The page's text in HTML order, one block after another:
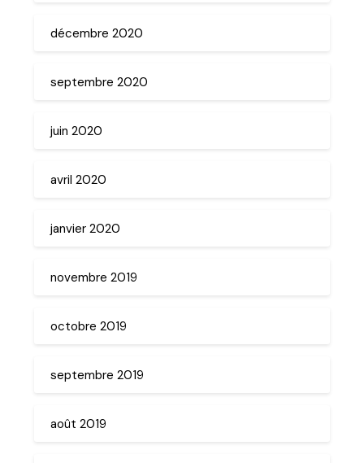
décembre 2020
septembre 2020
juin 2020
avril 2020
janvier 2020
novembre 2019
octobre 2019
septembre 2019
août 2019